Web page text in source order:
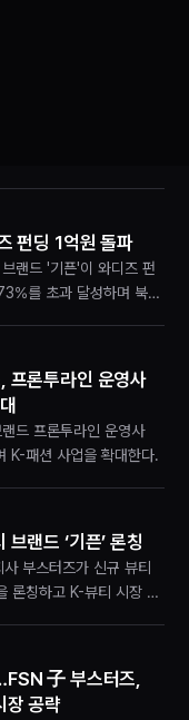
펀딩 1억원 돌파
랜드 '기픈'이 와디즈 펀
를 초과 달성하며 북
프론투라인 운영사
드 프론투라인 운영사
K-패션 사업을 확대한다.
랜드 ‘기픈’ 론칭
부스터즈가 신규 뷰티
론칭하고 K-뷰티 시장 공
폼·AI 콘텐츠 기업으
子 부스터즈,
장 공략